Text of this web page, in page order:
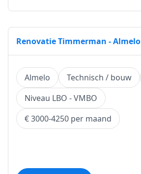
Renovatie Timmerman - Almelo
Almelo Technisch / bouw
Niveau LBO - VMBO
€ 3000-4250 per maand